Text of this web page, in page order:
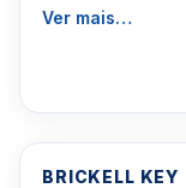
Ver mais…
BRICKELL KEY